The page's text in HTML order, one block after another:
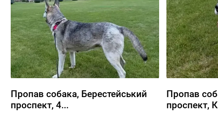
Пропав собака, Берестейський
проспект, 4...
Пропав
проспект,